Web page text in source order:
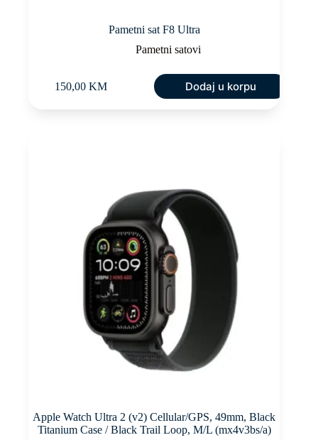
Pametni sat F8 Ultra
Pametni satovi
150,00 KM Dodaj u korpu
Apple Watch Ultra 2 (v2) Cellular/GPS, 49mm, Black
Titanium Case / Black Trail Loop, M/L (mx4v3bs/a)